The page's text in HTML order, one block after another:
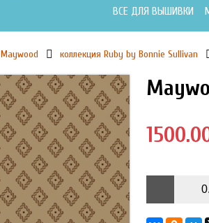
ВСЕ ДЛЯ ВЫШИВКИ
Maywood коллекция Ruby by Bonnie Sullivan